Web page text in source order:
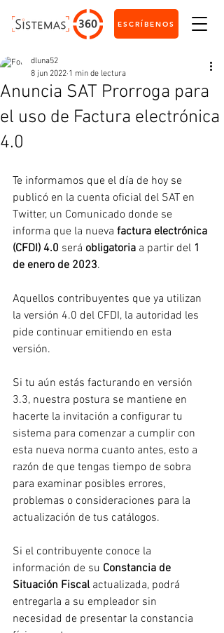
ESCRÍBENOS
Anuncia SAT Prorroga para
el uso de Factura electrónica
4.0
dluna52
8 jun 2022 1 min de lectura
Te informamos que el día de hoy se
publicó en la cuenta oficial del SAT en
Twitter, un Comunicado donde se
informa que la nueva factura electrónica
(CFDI) 4.0 será obligatoria a partir del 1
de enero de 2023.
Aquellos contribuyentes que ya utilizan
la versión 4.0 del CFDI, la autoridad les
pide continuar emitiendo en esta
versión.
Si tu aún estás facturando en versión
3.3, nuestra postura se mantiene en
hacerte la invitación a configurar tu
sistema para comenzar a cumplir con
esta nueva norma cuanto antes, esto a
razón de que tengas tiempo de sobra
para examinar posibles errores,
problemas o consideraciones para la
actualización de tus catálogos.
Si el contribuyente conoce la
información de su Constancia de
Situación Fiscal actualizada, podrá
entregarla a su empleador sin
necesidad de presentar la constancia